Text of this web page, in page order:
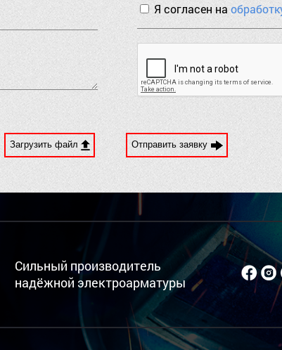
Я согласен на
Загрузить файл Отправить заявку
Сильный производитель
надёжной электроарматуры